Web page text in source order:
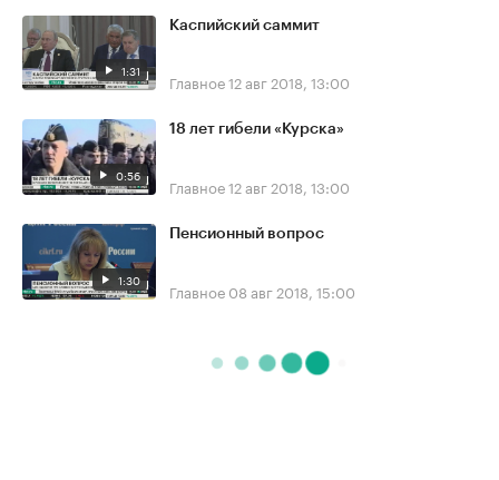
1:31
Каспийский саммит
Главное12 авг 2018, 13:00
0:56
18 лет гибели «Курска»
Главное12 авг 2018, 13:00
1:30
Пенсионный вопрос
Главное 08 авг 2018, 15:00